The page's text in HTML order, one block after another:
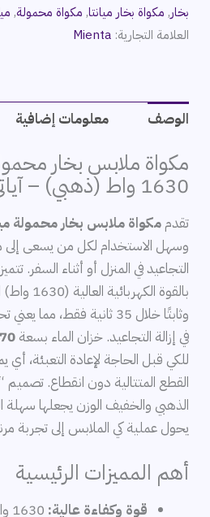
بخار, مكواة بخار ميانتا, مكواة محمولة,
العلامة التجارية:Mienta
الوصف معلومات إضافية
مكواة ملابس بخار
1630 واط (ذهبي) – آياتي للتسوق
تقدممكواة ملابس بخار محمولة
وسهل الاستخدام لكل من يسعى إلى
التجاعيد في المنزل أو أثناء السفر.
بالقوة
وثابتًا خلال 35 ثانية فقط،
في إزالة التجاعيد. خزان الماء بسعة
للكي قبل الحاجة لإعادة التعبئة،
القطع المتتالية دون انقطاع. تصميم
الذهبي والخفيف الوزن يجعلها سهلة
يحول عملية كي الملابس إلى تجربة
أهم المميزات الرئيسية
قوة وكفاءة عالية: